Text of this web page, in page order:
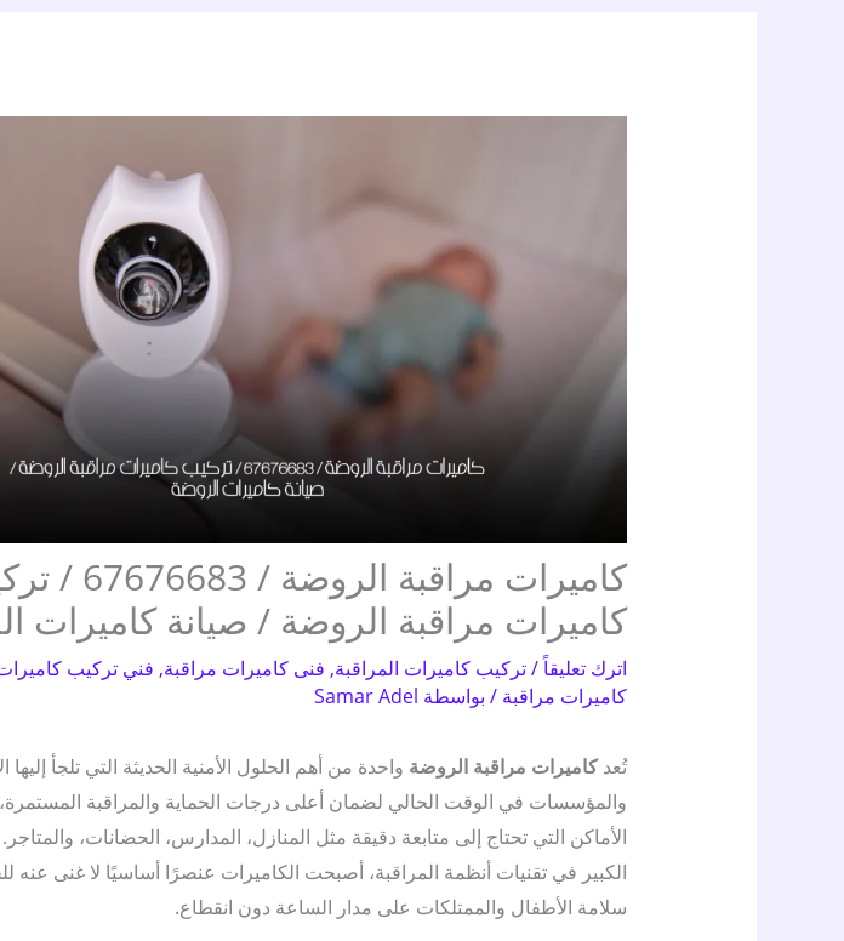
كاميرات مراقبة
كاميرات مراقبة الروضة / صيانة كاميرات
اترك تعليقاً/تركيب كاميرات المراقبة, فنى كاميرات مراقبة, فني تركيب
كاميرات مراقبة / بواسطة Samar Adel
تُعدكاميرات مراقبة الروضة واحدة من أهم الحلول الأمنية الحديثة التي تلجأ إليها
والمؤسسات في الوقت الحالي لضمان أعلى درجات الحماية والمراقبة
الأماكن التي تحتاج إلى متابعة دقيقة مثل المنازل، المدارس، الحضانات،
الكبير في تقنيات أنظمة المراقبة، أصبحت الكاميرات عنصرًا أساسيًا لا غنى عنه
سلامة الأطفال والممتلكات على مدار الساعة دون انقطاع.